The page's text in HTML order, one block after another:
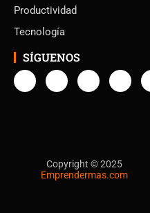
Productividad
Tecnología
SÍGUENOS
Copyright © 2025
Emprendermas.com